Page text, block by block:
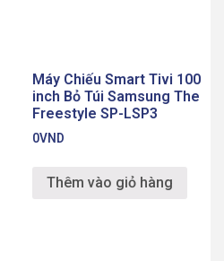
Máy Chiếu Smart Tivi 100
inch Bỏ Túi Samsung The
Freestyle SP-LSP3
0VND
Thêm vào giỏ hàng